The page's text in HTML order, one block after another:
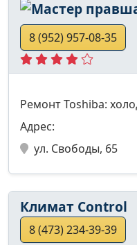
8 (952) 957-08-35
Ремонт Toshiba:
Адрес:
ул. Свободы, 65
Климат Control
8 (473) 234-39-39